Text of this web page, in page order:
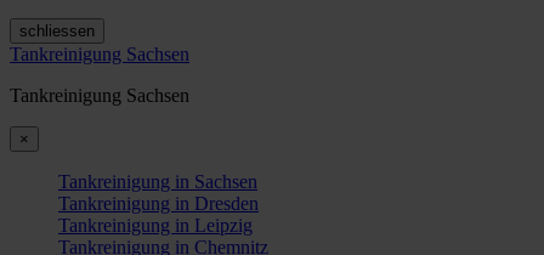
schliessen
Tankreinigung Sachsen
Tankreinigung Sachsen
×
Tankreinigung in Sachsen
Tankreinigung in Dresden
Tankreinigung in Leipzig
Tankreinigung in Chemnitz